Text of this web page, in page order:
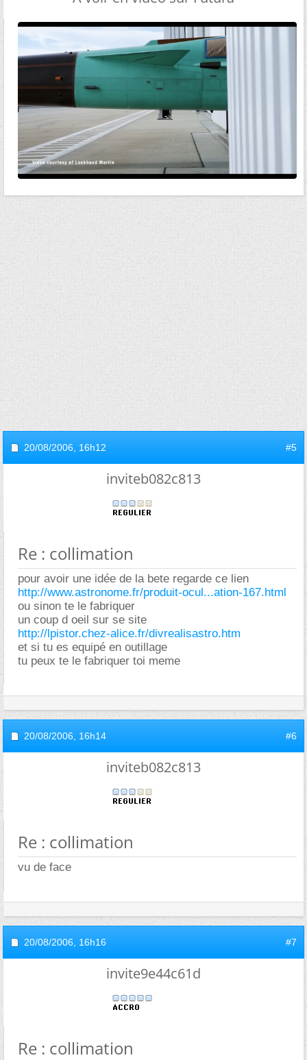
20/08/2006, 16h12 #5
inviteb082c813
Re : collimation
pour avoir une idée de la bete regarde ce lien
http://www.astronome.fr/produit-ocul...ation-167.html
ou sinon te le fabriquer
un coup d oeil sur se site
http://lpistor.chez-alice.fr/divrealisastro.htm
et si tu es equipé en outillage
tu peux te le fabriquer toi meme
20/08/2006, 16h14 #6
inviteb082c813
Re : collimation
vu de face
20/08/2006, 16h16 #7
invite9e44c61d
Re : collimation